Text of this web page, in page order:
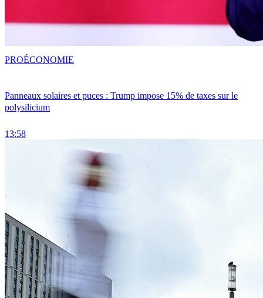
Panneaux solaires et puces : Trump impose 15% de taxes sur le
polysilicium
13:58
PROÉCONOMIE